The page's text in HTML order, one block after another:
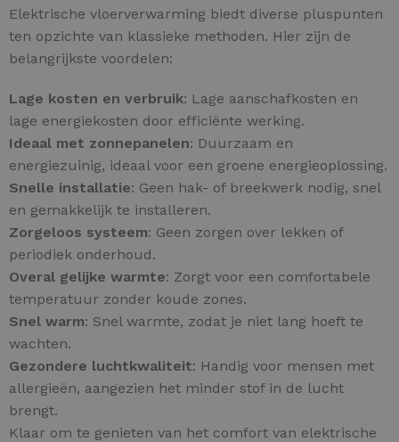
Elektrische vloerverwarming biedt diverse pluspunten
ten opzichte van klassieke methoden. Hier zijn de
belangrijkste voordelen:
Lage kosten en verbruik: Lage aanschafkosten en
lage energiekosten door efficiënte werking.
Ideaal met zonnepanelen: Duurzaam en
energiezuinig, ideaal voor een groene energieoplossing.
Snelle installatie: Geen hak- of breekwerk nodig, snel
en gemakkelijk te installeren.
Zorgeloos systeem: Geen zorgen over lekken of
periodiek onderhoud.
Overal gelijke warmte: Zorgt voor een comfortabele
temperatuur zonder koude zones.
Snel warm: Snel warmte, zodat je niet lang hoeft te
wachten.
Gezondere luchtkwaliteit: Handig voor mensen met
allergieën, aangezien het minder stof in de lucht
brengt.
Klaar om te genieten van het comfort van elektrische